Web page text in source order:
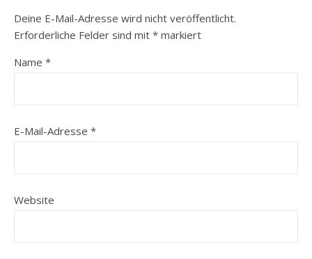
Deine E-Mail-Adresse wird nicht veröffentlicht.
Erforderliche Felder sind mit * markiert
Name *
E-Mail-Adresse *
Website